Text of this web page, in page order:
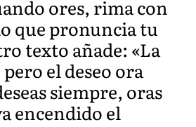
ores, rima con
que pronuncia tu
texto añade: «La
el deseo ora
siempre, oras
encendido el